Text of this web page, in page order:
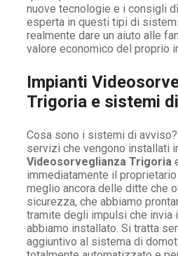
nuove tecnologie e i consigli
esperta in questi tipi di
realmente dare un aiuto alle
valore economico del proprio
Impianti
Trigoria e sistemi
Cosa sono i sistemi di
servizi che vengono installati
Videosorveglianza Trigoria
immediatamente il
meglio ancora delle ditte che
sicurezza, che abbiamo
tramite degli impulsi che invia
abbiamo installato. Si tratta
aggiuntivo al sistema di